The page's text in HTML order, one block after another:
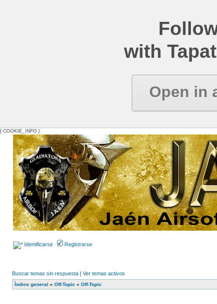
with
Open in
{ COOKIE_INFO }
Identificarse Registrarse
Buscar temas sin respuesta | Ver temas activos
Índice general » Off-Topic » Off-Topic